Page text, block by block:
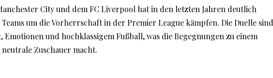
City und dem FC Liverpool hat in den letzten Jahren deutlich
um die Vorherrschaft in der Premier League kämpfen. Die Duelle sind
und hochklassigem Fußball, was die Begegnungen zu einem
Zuschauer macht.